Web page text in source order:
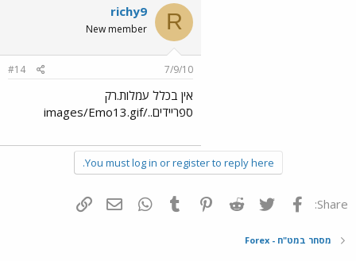
R
richy9
New member
7/9/10
#14
אין בכלל עמלות.רק
ספריידים../images/Emo13.gif
You must log in or register to reply here.
Share: פייסבוק Twitter
Reddit
Pinterest
Tumblr
WhatsAppדואר אלקטרוני
מסחר במט"ח - Forex